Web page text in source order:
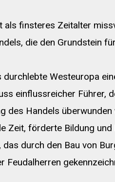
als finsteres Zeitalter
die den Grundstein
durchlebte Westeuropa
einflussreicher Führer,
des Handels
Zeit, förderte Bildung
das durch den Bau von
Feudalherren